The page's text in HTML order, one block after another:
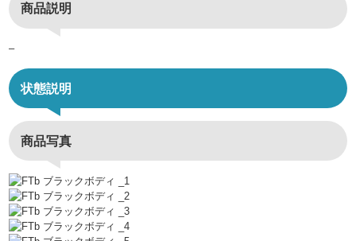
商品説明
–
状態説明
商品写真